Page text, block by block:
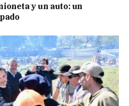
y un auto: un